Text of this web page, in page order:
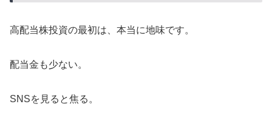
高配当株投資の最初は、本当に地味です。
配当金も少ない。
SNSを見ると焦る。